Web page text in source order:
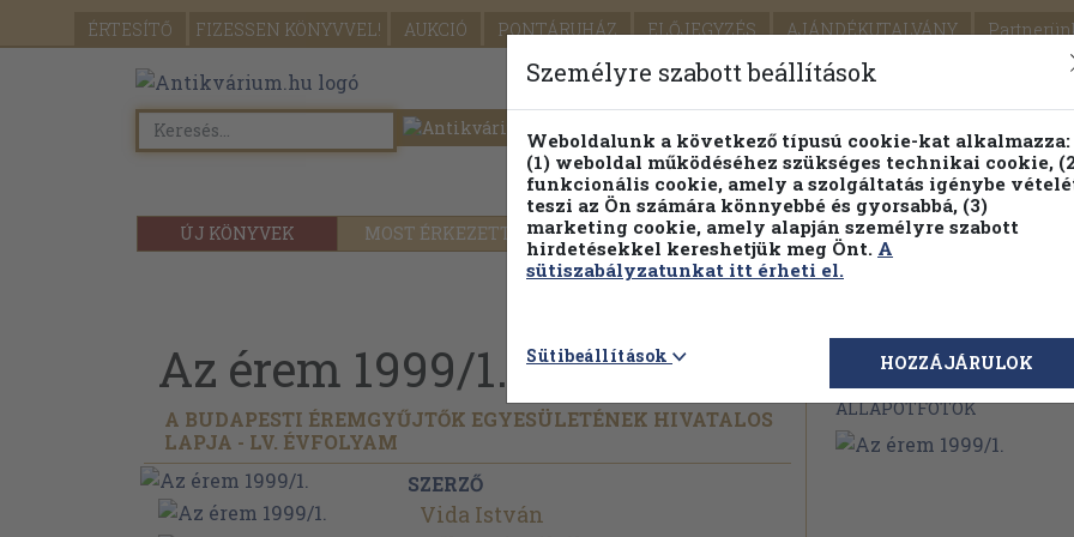
ÉRTESÍTŐ FIZESSEN KÖNYVVEL! AUKCIÓ PONTÁRUHÁZ ELŐJEGYZÉS AJÁNDÉKUTALVÁNY
SEGÍTSÉG
ÚJ KÖNYVEK MOST ÉRKEZETT PILLANATNYI ÁRAINK FENNTARTHATÓ
Részletes kereső Témaköri fa
Az érem 1999/1.
A BUDAPESTI ÉREMGYŰJTŐK EGYESÜLETÉNEK HIVATALOS
LAPJA - LV. ÉVFOLYAM
SZERZŐ
Vida István
Megvásárolható
ÁLLAPOTFOTÓK
Személyre szabott beállítások
Weboldalunk a következő típusú cookie-kat alkalmazza:
(1) weboldal működéséhez szükséges technikai cookie,
funkcionális cookie, amely a szolgáltatás igénybe
teszi az Ön számára könnyebbé és gyorsabbá, (3)
marketing cookie, amely alapján személyre szabott
hirdetésekkel kereshetjük meg Önt. A
sütiszabályzatunkat itt érheti el.
Sütibeállítások HOZZÁJÁRULOK